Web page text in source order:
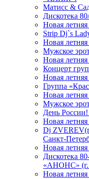
Матисс &
Дискотека
Новая
Strip Dj`s
Новая
Мужское
Новая
Концерт
Новая
Группа
Новая
Мужское
День
Новая
Dj
Санкт-
Новая
Дискотека
«АНОНС» (г.
Новая